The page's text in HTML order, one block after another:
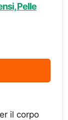
Pelle
il corpo